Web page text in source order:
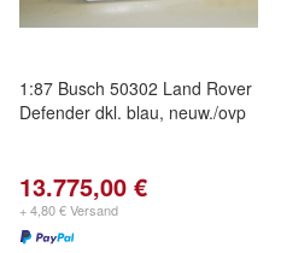
1:87 Busch 50302 Land Rover
Defender dkl. blau, neuw./ovp
13.775,00 €
+ 4,80 € Versand